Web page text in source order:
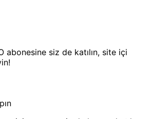
abonesine siz de katılın, site içi